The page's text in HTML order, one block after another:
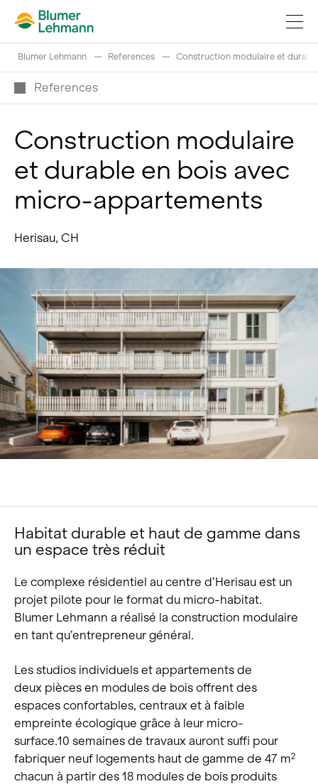
Réaliser projets de construction
Acheter des produits
References
Fascination du bois
Grumes suisses
Portrait
Carrière
Actualités et médias
Contact
Recherche
Blumer Lehmann References Construction modulaire et
References
Construction modulaire
et durable en bois avec
micro-appartements
Herisau, CH
Habitat durable et haut de gamme dans
un espace très réduit
Le complexe résidentiel au centre d’Herisau est un
projet pilote pour le format du micro-habitat.
Blumer Lehmann a réalisé la construction modulaire
en tant qu’entrepreneur général.
Les studios individuels et appartements de
deux pièces en modules de bois offrent des
espaces confortables, centraux et à faible
empreinte écologique grâce à leur micro-
surface.10 semaines de travaux auront suffi pour
fabriquer neuf logements haut de gamme de 47 m2
chacun à partir des 18 modules de bois produits